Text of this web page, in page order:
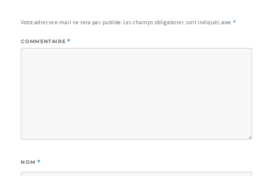
Votre adresse e-mail ne sera pas publiée. Les champs obligatoires sont indiqués avec*
COMMENTAIRE *
NOM *